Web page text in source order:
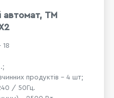
автомат, ТМ
18
продуктів - 4 шт;
/ 50Гц.